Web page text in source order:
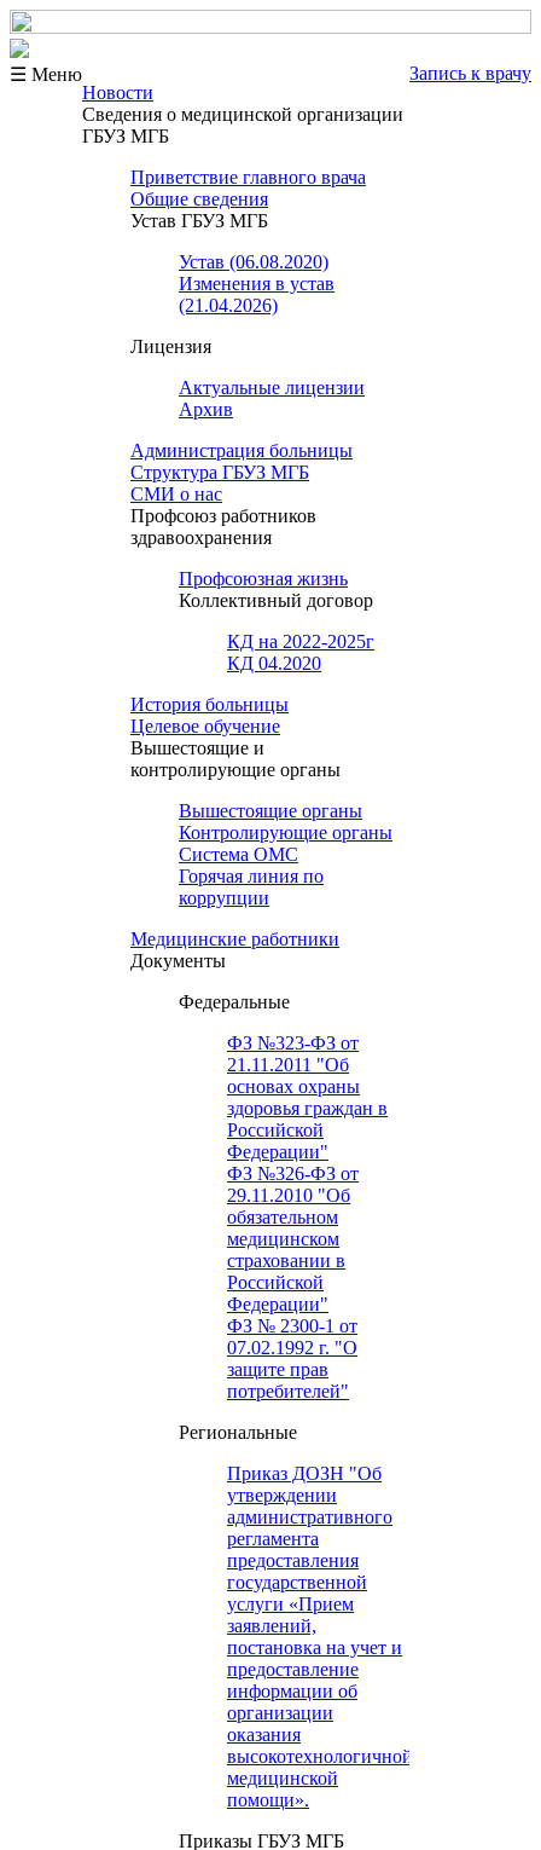
☰ Меню
Запись к врачу
Новости
Сведения о медицинской организации
ГБУЗ МГБ
Приветствие главного врача
Общие сведения
Устав ГБУЗ МГБ
Устав (06.08.2020)
Изменения в устав
(21.04.2026)
Лицензия
Актуальные лицензии
Архив
Администрация больницы
Структура ГБУЗ МГБ
СМИ о нас
Профсоюз работников
здравоохранения
Профсоюзная жизнь
Коллективный договор
КД на 2022-2025г
КД 04.2020
История больницы
Целевое обучение
Вышестоящие и
контролирующие органы
Вышестоящие органы
Контролирующие органы
Система ОМС
Горячая линия по
коррупции
Медицинские работники
Документы
Федеральные
ФЗ №323-ФЗ от
21.11.2011 "Об
основах охраны
здоровья граждан в
Российской
Федерации"
ФЗ №326-ФЗ от
29.11.2010 "Об
обязательном
медицинском
страховании в
Российской
Федерации"
ФЗ № 2300-1 от
07.02.1992 г. "О
защите прав
потребителей"
Региональные
Приказ ДОЗН "Об
утверждении
административного
регламента
предоставления
государственной
услуги «Прием
заявлений,
постановка на учет и
предоставление
информации об
организации
оказания
высокотехнологичной
медицинской
помощи».
Приказы ГБУЗ МГБ